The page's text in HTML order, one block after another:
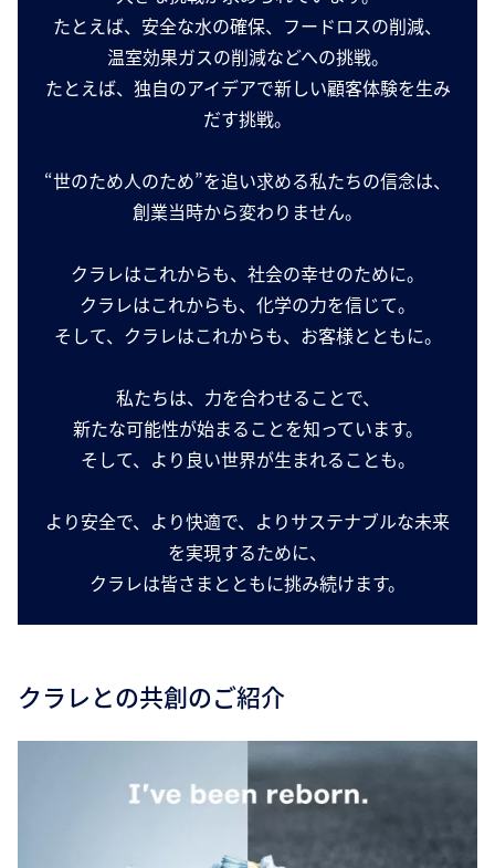
たとえば、安全な水の確保、フードロスの削減、
温室効果ガスの削減などへの挑戦。
たとえば、独自のアイデアで新しい顧客体験を生み
だす挑戦。
“世のため人のため”を追い求める私たちの信念は、
創業当時から変わりません。
クラレはこれからも、社会の幸せのために。
クラレはこれからも、化学の力を信じて。
そして、クラレはこれからも、お客様とともに。
私たちは、力を合わせることで、
新たな可能性が始まることを知っています。
そして、より良い世界が生まれることも。
より安全で、より快適で、よりサステナブルな未来
を実現するために、
クラレは皆さまとともに挑み続けます。
クラレとの共創のご紹介